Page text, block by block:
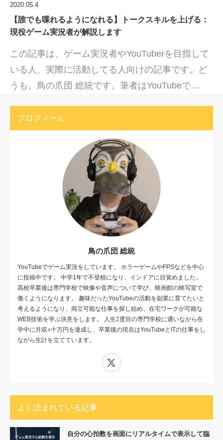
2020.05.4
【誰でも喋れるようになれる】トークスキルを上げる：
現役ゲーム実況者が解説します
この記事は、ゲーム実況者やYouTuberを目指して
いる人、実際に活動してる人向けの記事です。ど
うも。鳥の爪団 総統です。筆者はYouTubeで…
プロフィール
鳥の爪団 総統
YouTubeでゲーム実況をしています。 ホラーゲームやFPSなどを中心
に投稿中です。 中学1年で不登校になり、インドアに目覚めました。
高校卒業後は専門学校で映像や音声について学び、映画館の映写室で
働くようになります。 趣味だったYouTubeの活動を副業に育てたいと
考えるようになり、両立可能な仕事を探し始め、在宅ワークが可能な
WEB技術を学ぶ決意をします。 人生2度目の専門学校に通いながら在
学中に月収○十万円を達成し、卒業後の現在はYouTubeとITの仕事をし
ながら生計を立てています。
よく読まれている記事
自分の心拍数を画面にリアルタイムで表示して臨